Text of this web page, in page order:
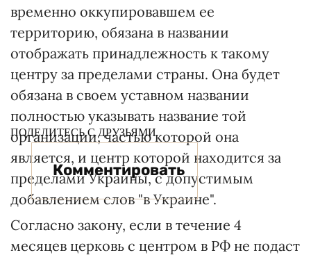
временно оккупировавшем ее
территорию, обязана в названии
отображать принадлежность к такому
центру за пределами страны. Она будет
обязана в своем уставном названии
полностью указывать название той
организации, частью которой она
является, и центр которой находится за
пределами Украины, с допустимым
добавлением слов "в Украине".
Согласно закону, если в течение 4
месяцев церковь с центром в РФ не подаст
ПОДЕЛИТЕСЬ С ДРУЗЬЯМИ
Комментировать